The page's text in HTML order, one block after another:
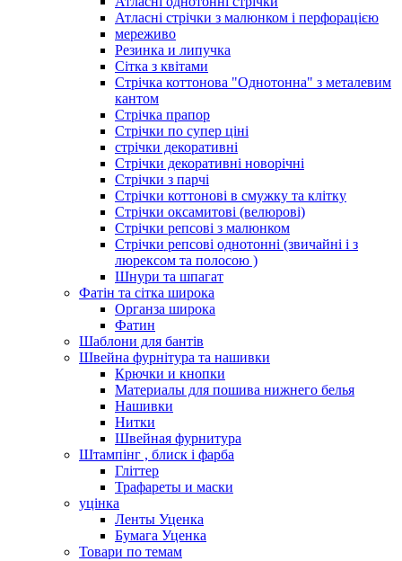
Атласні стрічки з малюнком і перфорацією
мереживо
Резинка и липучка
Сітка з квітами
Стрічка коттонова "Однотонна" з металевим
кантом
Стрічка прапор
Стрічки по супер ціні
стрічки декоративні
Стрічки декоративні новорічні
Стрічки з парчі
Стрічки коттонові в смужку та клітку
Стрічки оксамитові (велюрові)
Стрічки репсові з малюнком
Стрічки репсові однотонні (звичайні і з
люрексом та полосою )
Шнури та шпагат
Фатін та сітка широка
Органза широка
Фатин
Шаблони для бантів
Швейна фурнітура та нашивки
Крючки и кнопки
Материалы для пошива нижнего белья
Нашивки
Нитки
Швейная фурнитура
Штампінг , блиск і фарба
Гліттер
Трафареты и маски
уцінка
Ленты Уценка
Бумага Уценка
Товари по темам